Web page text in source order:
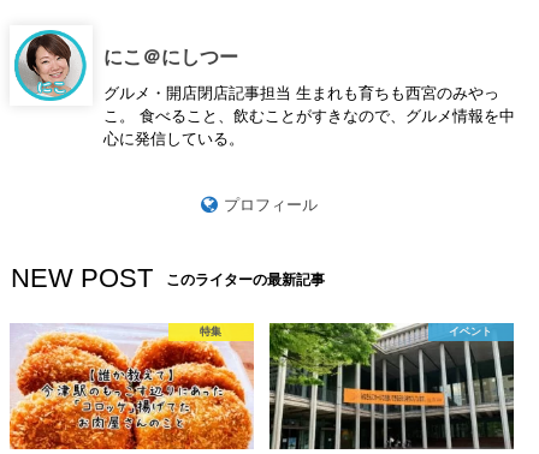
にこ＠にしつー
グルメ・開店閉店記事担当 生まれも育ちも西宮のみやっ
こ。 食べること、飲むことがすきなので、グルメ情報を中
心に発信している。
プロフィール
NEW POST このライターの最新記事
特集 イベント